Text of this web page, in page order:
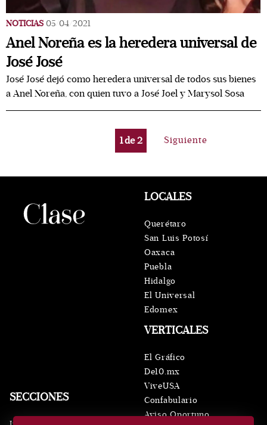
NOTICIAS 05/04/2021
Anel Noreña es la heredera universal de
José José
José José dejó como heredera universal de todos sus bienes
a Anel Noreña, con quien tuvo a José Joel y Marysol Sosa
1de2 Siguiente
SECCIONES
VERTICALES
El Gráfico
De10.mx
ViveUSA
Confabulario
Aviso Oportuno
LOCALES
Querétaro
San Luis Potosí
Oaxaca
Puebla
Hidalgo
El Universal
Edomex